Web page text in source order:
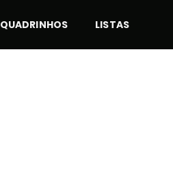
QUADRINHOS LISTAS